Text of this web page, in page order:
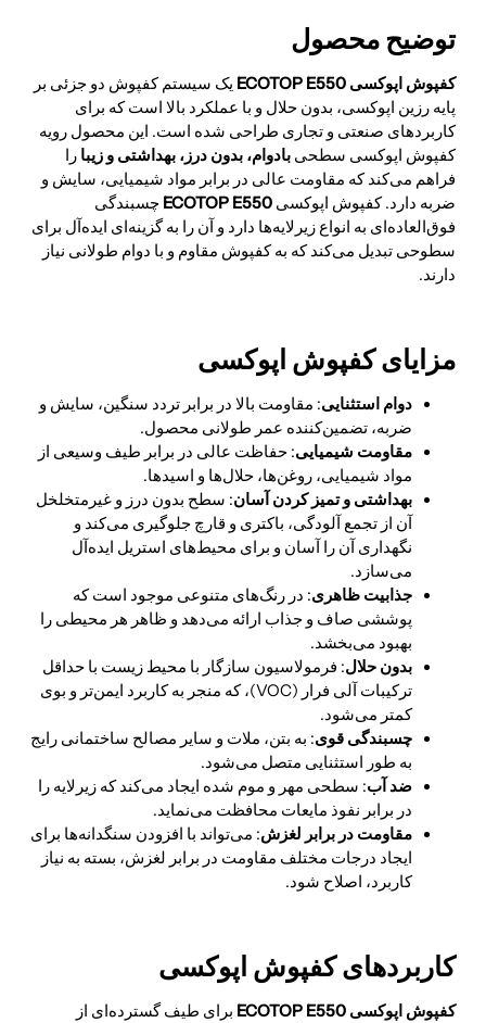
توضیح محصول
کفپوش اپوکسی ECOTOP E550
یک سیستم کفپوش دو جزئی بر
پایه رزین اپوکسی، بدون حلال و با عملکرد بالا است که برای
کاربردهای صنعتی و تجاری طراحی شده است. این محصول رویه
کفپوش اپوکسی سطحی بادوام، بدون درز، بهداشتی و زیبا را
فراهم می‌کند که مقاومت عالی در برابر مواد شیمیایی، سایش و
ضربه دارد. کفپوش اپوکسی ECOTOP E550 چسبندگی
فوق‌العاده‌ای به انواع زیرلایه‌ها دارد و آن را به گزینه‌ای ایده‌آل برای
سطوحی تبدیل می‌کند که به کفپوش مقاوم و با دوام طولانی نیاز
دارند.
مزایای کفپوش اپوکسی
دوام استثنایی: مقاومت بالا در برابر تردد سنگین، سایش و
ضربه، تضمین‌کننده عمر طولانی محصول.
مقاومت شیمیایی: حفاظت عالی در برابر طیف وسیعی از
مواد شیمیایی، روغن‌ها، حلال‌ها و اسیدها.
بهداشتی و تمیز کردن آسان: سطح بدون درز و غیرمتخلخل
آن از تجمع آلودگی، باکتری و قارچ جلوگیری می‌کند و
نگهداری آن را آسان و برای محیط‌های استریل ایده‌آل
می‌سازد.
جذابیت ظاهری: در رنگ‌های متنوعی موجود است که
پوششی صاف و جذاب ارائه می‌دهد و ظاهر هر محیطی را
بهبود می‌بخشد.
بدون حلال: فرمولاسیون سازگار با محیط زیست با حداقل
ترکیبات آلی فرار (VOC)، که منجر به کاربرد ایمن‌تر و بوی
کمتر می‌شود.
چسبندگی قوی: به بتن، ملات و سایر مصالح ساختمانی رایج
به طور استثنایی متصل می‌شود.
ضد آب: سطحی مهر و موم شده ایجاد می‌کند که زیرلایه را
در برابر نفوذ مایعات محافظت می‌نماید.
مقاومت در برابر لغزش: می‌تواند با افزودن سنگدانه‌ها برای
ایجاد درجات مختلف مقاومت در برابر لغزش، بسته به نیاز
کاربرد، اصلاح شود.
کاربردهای کفپوش اپوکسی
کفپوش اپوکسی ECOTOP E550
برای طیف گسترده‌ای از